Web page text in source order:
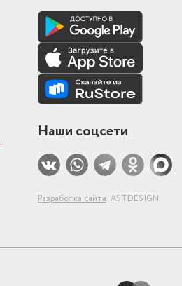
.
Наши соцсети
Разработка сайта ASTDESIGN